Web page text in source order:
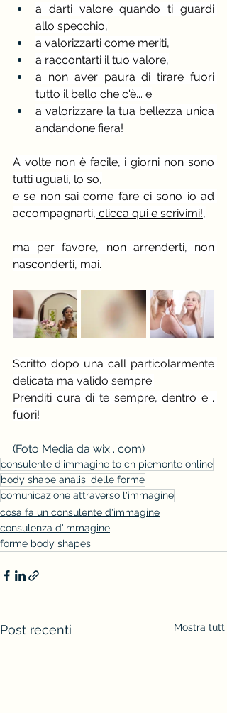
a darti valore quando ti guardi
allo specchio,
a valorizzarti come meriti,
a raccontarti il tuo valore,
a non aver paura di tirare fuori
tutto il bello che c'è... e
a valorizzare la tua bellezza unica
andandone fiera!
A volte non è facile, i giorni non sono
tutti uguali, lo so,
e se non sai come fare ci sono io ad
accompagnarti, clicca qui e scrivimi!,
ma per favore, non arrenderti, non
nasconderti, mai.
Scritto dopo una call particolarmente
delicata ma valido sempre:
Prenditi cura di te sempre, dentro e...
fuori!
(Foto Media da wix . com)
consulente d'immagine to cn piemonte online
body shape analisi delle forme
comunicazione attraverso l'immagine
cosa fa un consulente d'immagine
consulenza d'immagine
forme body shapes
Post recenti Mostra tutti